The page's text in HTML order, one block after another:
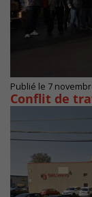
Publié le 7
Conflit de